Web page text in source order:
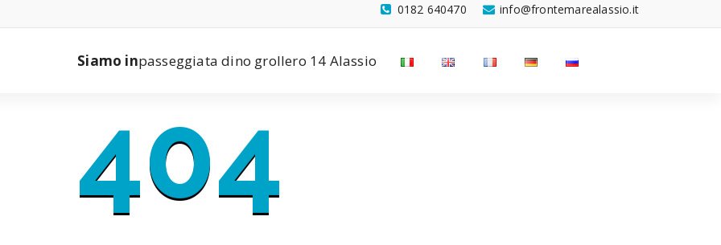
info@frontemarealassio.it
0182 640470
Siamo inpasseggiata dino grollero 14 Alassio
404